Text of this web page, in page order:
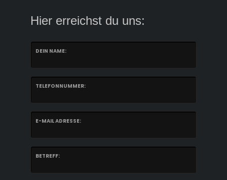
Hier erreichst du uns:
DEIN NAME:
TELEFONNUMMER:
E-MAIL ADRESSE:
BETREFF: